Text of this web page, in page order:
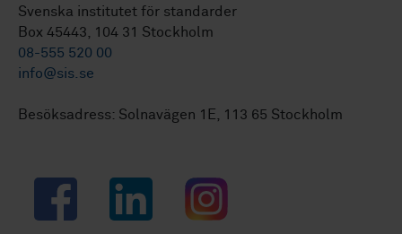
Svenska institutet för standarder
Box 45443, 104 31 Stockholm
08-555 520 00
info@sis.se
Besöksadress: Solnavägen 1E, 113 65 Stockholm
Facebook LinkedIn Instagram